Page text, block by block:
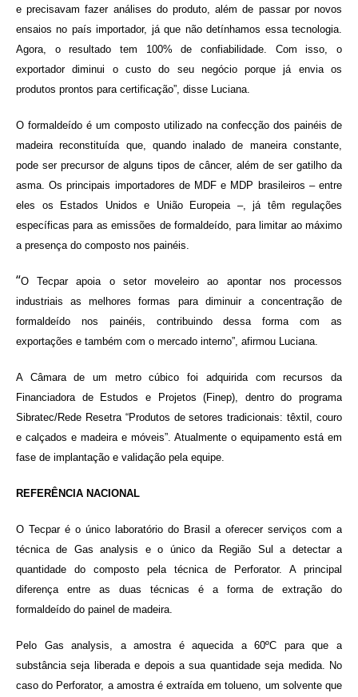
e precisavam fazer análises do produto, além de passar por novos
ensaios no país importador, já que não detínhamos essa tecnologia.
Agora, o resultado tem 100% de confiabilidade. Com isso, o
exportador diminui o custo do seu negócio porque já envia os
produtos prontos para certificação”, disse Luciana.
O formaldeído é um composto utilizado na confecção dos painéis de
madeira reconstituída que, quando inalado de maneira constante,
pode ser precursor de alguns tipos de câncer, além de ser gatilho da
asma. Os principais importadores de MDF e MDP brasileiros – entre
eles os Estados Unidos e União Europeia –, já têm regulações
específicas para as emissões de formaldeído, para limitar ao máximo
a presença do composto nos painéis.
“O Tecpar apoia o setor moveleiro ao apontar nos processos
industriais as melhores formas para diminuir a concentração de
formaldeído nos painéis, contribuindo dessa forma com as
exportações e também com o mercado interno”, afirmou Luciana.
A Câmara de um metro cúbico foi adquirida com recursos da
Financiadora de Estudos e Projetos (Finep), dentro do programa
Sibratec/Rede Resetra “Produtos de setores tradicionais: têxtil, couro
e calçados e madeira e móveis”. Atualmente o equipamento está em
fase de implantação e validação pela equipe.
REFERÊNCIA NACIONAL
O Tecpar é o único laboratório do Brasil a oferecer serviços com a
técnica de Gas analysis e o único da Região Sul a detectar a
quantidade do composto pela técnica de Perforator. A principal
diferença entre as duas técnicas é a forma de extração do
formaldeído do painel de madeira.
Pelo Gas analysis, a amostra é aquecida a 60ºC para que a
substância seja liberada e depois a sua quantidade seja medida. No
caso do Perforator, a amostra é extraída em tolueno, um solvente que